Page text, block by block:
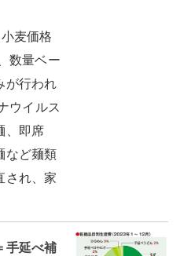
麦価格
数量ベー
が行われ
ウイルス
、即席
など麺類
され、家
手延べ補